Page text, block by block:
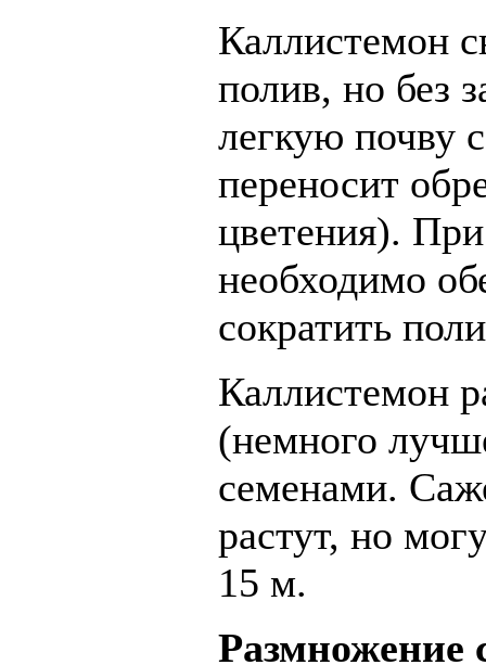
Каллистемон
полив, но без
легкую
переносит
цветения).
необходимо
сократить
Каллистемон
(немного
семенами.
растут, но
15 м.
Размножение